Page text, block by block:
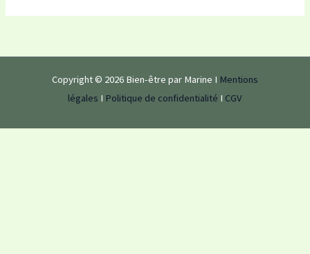
Copyright © 2026 Bien-être par Marine I Mentions
légales I Politique de confidentialité I CGV